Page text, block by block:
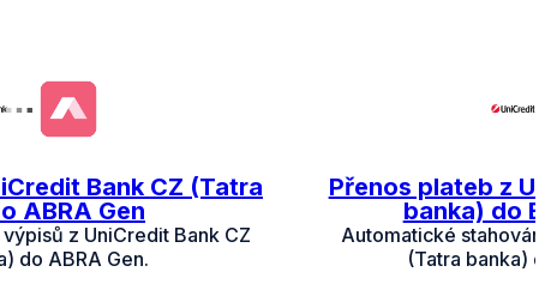
Bank CZ (Tatra
ABRA Gen
z UniCredit Bank CZ
do ABRA Gen.
Přenos plateb z
banka) do
Automatické
(Tatra banka)